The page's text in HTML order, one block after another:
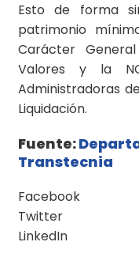
Esto de forma
patrimonio
Carácter
Valores y la
Administradoras
Liquidación.
Fuente:
Transtecnia
Facebook
Twitter
LinkedIn